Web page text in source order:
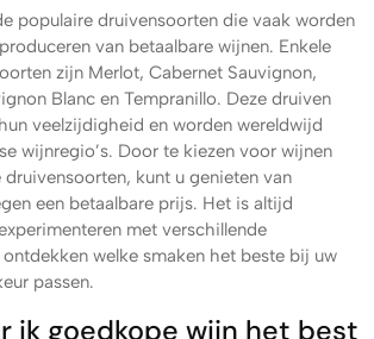
populaire druivensoorten die vaak worden
van betaalbare wijnen. Enkele
zijn Merlot, Cabernet Sauvignon,
Blanc en Tempranillo. Deze druiven
veelzijdigheid en worden wereldwijd
wijnregio’s. Door te kiezen voor wijnen
kunt u genieten van
een betaalbare prijs. Het is altijd
met verschillende
welke smaken het beste bij uw
passen.
ik goedkope wijn het best